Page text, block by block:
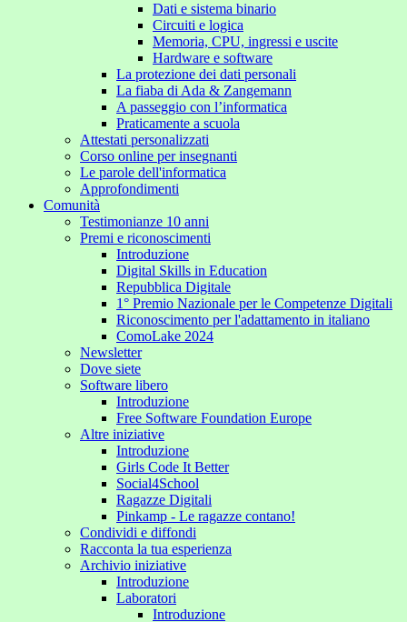
Dati e sistema binario
Circuiti e logica
Memoria, CPU, ingressi e uscite
Hardware e software
La protezione dei dati personali
La fiaba di Ada & Zangemann
A passeggio con l’informatica
Praticamente a scuola
Attestati personalizzati
Corso online per insegnanti
Le parole dell'informatica
Approfondimenti
Comunità
Testimonianze 10 anni
Premi e riconoscimenti
Introduzione
Digital Skills in Education
Repubblica Digitale
1° Premio Nazionale per le Competenze Digitali
Riconoscimento per l'adattamento in italiano
ComoLake 2024
Newsletter
Dove siete
Software libero
Introduzione
Free Software Foundation Europe
Altre iniziative
Introduzione
Girls Code It Better
Social4School
Ragazze Digitali
Pinkamp - Le ragazze contano!
Condividi e diffondi
Racconta la tua esperienza
Archivio iniziative
Introduzione
Laboratori
Introduzione